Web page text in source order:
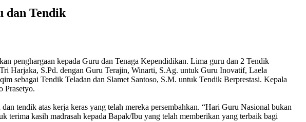
dan Tendik
penghargaan kepada Guru dan Tenaga Kependidikan. Lima guru dan 2 Tendik
Harjaka, S.Pd. dengan Guru Terajin, Winarti, S.Ag. untuk Guru Inovatif, Laela
sebagai Tendik Teladan dan Slamet Santoso, S.M. untuk Tendik Berprestasi. Kepala
Prasetyo.
tendik atas kerja keras yang telah mereka persembahkan. “Hari Guru Nasional bukan
terima kasih madrasah kepada Bapak/Ibu yang telah memberikan yang terbaik bagi